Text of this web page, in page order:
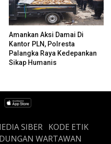
Amankan Aksi Damai Di
Kantor PLN, Polresta
Palangka Raya Kedepankan
Sikap Humanis
SIBER
KODE ETIK
WARTAWAN